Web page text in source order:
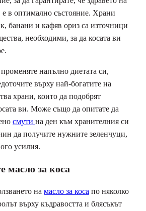
е в оптимално състояние. Храни
банани и кафяв ориз са източници
необходими, за да косата ви
напълно диетата си,
върху най-богатите на
храни, които да подобрят
ви. Може също да опитате да
смути на ден към хранителния си
да получите нужните зеленчуци,
усилия.
масло за коса
на масло за коса по няколко
върху къдравостта и блясъкът